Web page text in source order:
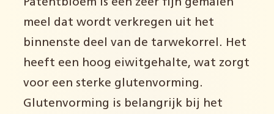
Patentbloem is een zeer fijn gemalen
meel dat wordt verkregen uit het
binnenste deel van de tarwekorrel. Het
heeft een hoog eiwitgehalte, wat zorgt
voor een sterke glutenvorming.
Glutenvorming is belangrijk bij het